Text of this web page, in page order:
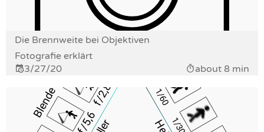
Die Brennweite bei Objektiven
Fotografie erklärt
3/27/20
about 8 min